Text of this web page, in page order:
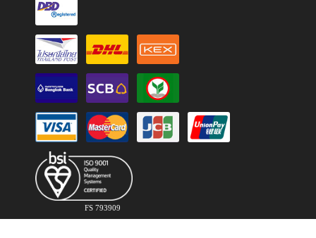
FS 793909